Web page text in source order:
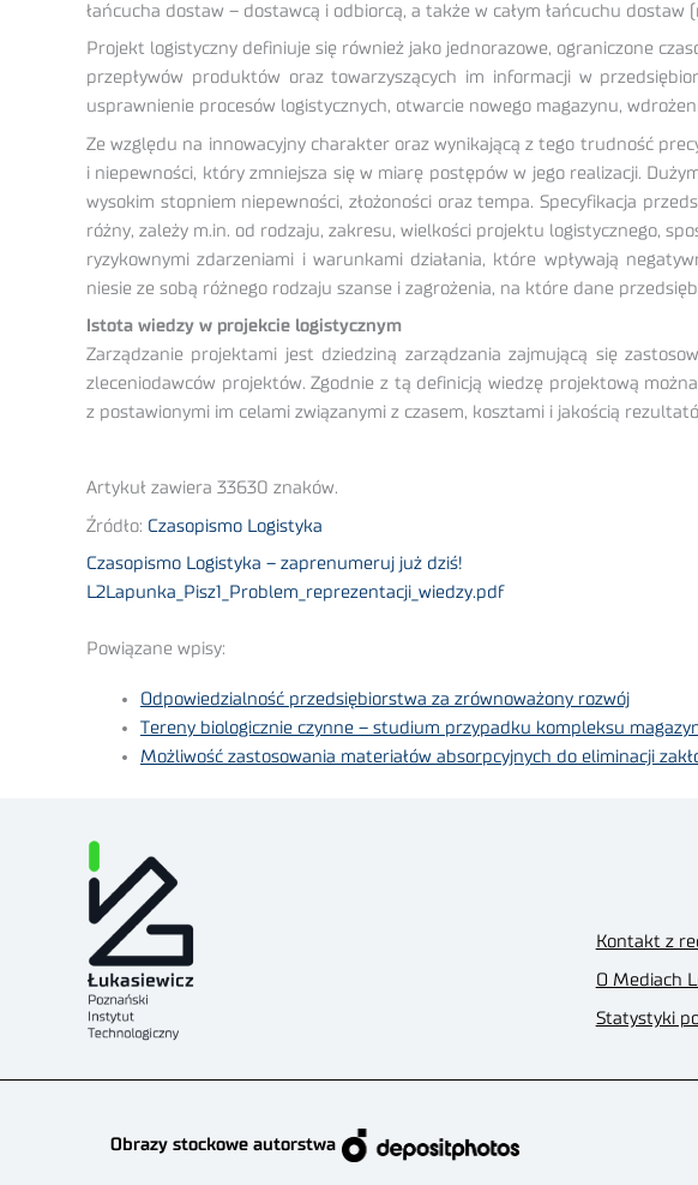
łańcucha dostaw – dostawcą i odbiorcą, a także w całym łańcuchu
Projekt logistyczny definiuje się również jako jednorazowe, ograniczone
przepływów produktów oraz towarzyszących im informacji w
usprawnienie procesów logistycznych, otwarcie nowego magazynu,
Ze względu na innowacyjny charakter oraz wynikającą z tego trudność
i niepewności, który zmniejsza się w miarę postępów w jego realizacji.
wysokim stopniem niepewności, złożoności oraz tempa. Specyfikacja
różny, zależy m.in. od rodzaju, zakresu, wielkości projektu logistycznego,
ryzykownymi zdarzeniami i warunkami działania, które wpływają
niesie ze sobą różnego rodzaju szanse i zagrożenia, na które dane
Istota wiedzy w projekcie logistycznym
Zarządzanie projektami jest dziedziną zarządzania zajmującą się
zleceniodawców projektów. Zgodnie z tą definicją wiedzę projektową
z postawionymi im celami związanymi z czasem, kosztami i jakością
Artykuł zawiera 33630 znaków.
Źródło: Czasopismo Logistyka
Czasopismo Logistyka – zaprenumeruj już dziś!
L2Lapunka_Pisz1_Problem_reprezentacji_wiedzy.pdf
Powiązane wpisy:
Odpowiedzialność przedsiębiorstwa za zrównoważony rozwój
Tereny biologicznie czynne – studium przypadku kompleksu
Możliwość zastosowania materiałów absorpcyjnych do eliminacji
Kontakt z
O Mediach
Statystyki
Obrazy stockowe autorstwa